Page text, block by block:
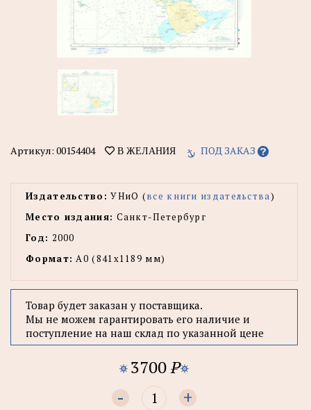
Артикул: 00154404 В ЖЕЛАНИЯ ПОД ЗАКАЗ
Издательство: УНиО (все книги издательства)
Место издания: Санкт-Петербург
Год: 2000
Формат: А0 (841x1189 мм)
Товар будет заказан у поставщика.
Мы не можем гарантировать его наличие и
поступление на наш склад по указанной цене
3700P
- +